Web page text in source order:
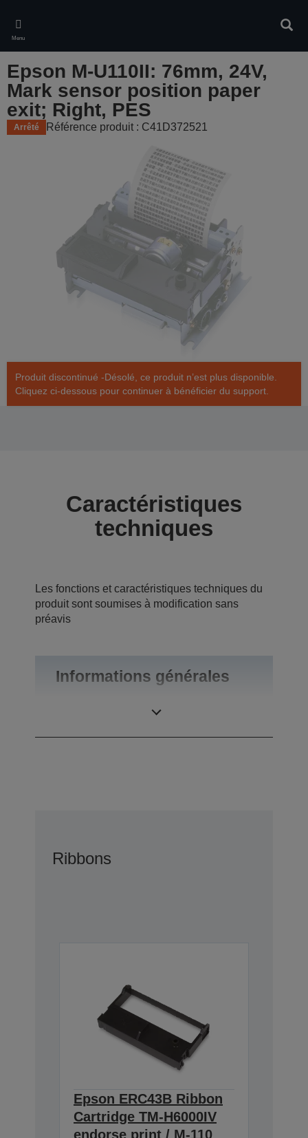
main
content
Menu
Epson M-U110II: 76mm, 24V,
Mark sensor position paper
exit; Right, PES
Arrêté Référence produit : C41D372521
Produit discontinué -Désolé, ce produit n’est plus disponible.
Cliquez ci-dessous pour continuer à bénéficier du support.
Caractéristiques
techniques
Les fonctions et caractéristiques techniques du
produit sont soumises à modification sans
préavis
Informations générales
Ribbons
Epson ERC43B Ribbon
Cartridge TM-H6000IV
endorse print / M-110